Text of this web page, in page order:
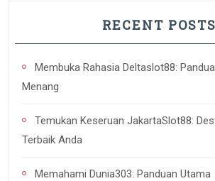
RECENT POSTS
Membuka Rahasia Deltaslot88:
Menang
Temukan Keseruan JakartaSlot88:
Terbaik Anda
Memahami Dunia303: Panduan Utama